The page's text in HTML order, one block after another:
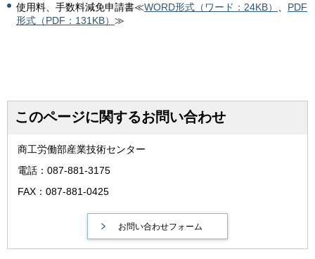
使用料、手数料減免申請書≪WORD形式（ワード：24KB）
PDF
形式（PDF：131KB） ≫
このページに関するお問い合わせ
商工労働部産業技術センター
電話：087-881-3175
FAX：087-881-0425